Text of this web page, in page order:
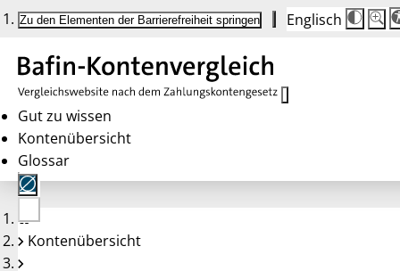
Zu den Elementen der Barrierefreiheit springen Englisch
Die
100
Gut zu wissen
Kontenübersicht
Glossar
Keine
Konten
Kontenübersicht